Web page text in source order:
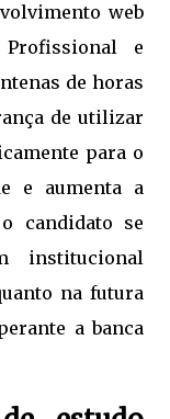
web
e
de horas
de utilizar
para o
e aumenta a
candidato se
institucional
na futura
a banca